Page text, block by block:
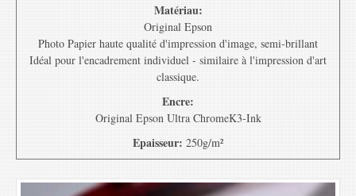
Matériau:
Original Epson
Photo Papier haute qualité d'impression d'image, semi-brillant
Idéal pour l'encadrement individuel - similaire à l'impression d'art
classique.
Encre:
Original Epson Ultra ChromeK3-Ink
Epaisseur: 250g/m²